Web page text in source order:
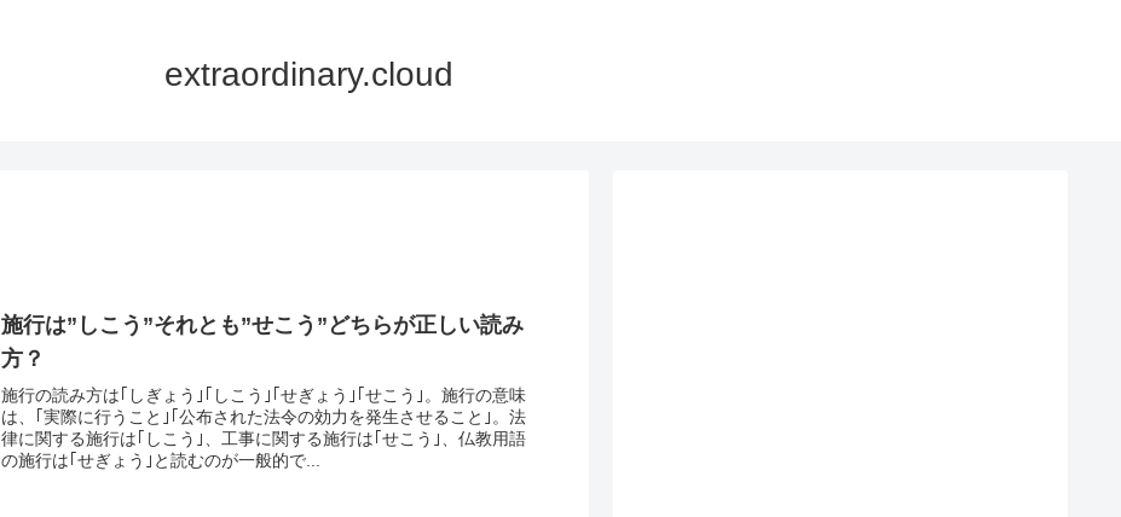
extraordinary.cloud
施行は”しこう”それとも”せこう”どちらが正しい読み
方？
施行の読み方は｢しぎょう｣｢しこう｣｢せぎょう｣｢せこう｣。施行の意味
は、｢実際に行うこと｣｢公布された法令の効力を発生させること｣。法
律に関する施行は｢しこう｣、工事に関する施行は｢せこう｣、仏教用語
の施行は｢せぎょう｣と読むのが一般的で...